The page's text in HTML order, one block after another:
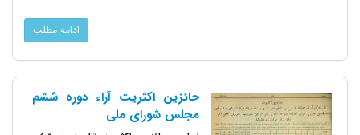
ادامه مطلب
حائزین اکثریت آراء دوره ششم
مجلس شورای ملی